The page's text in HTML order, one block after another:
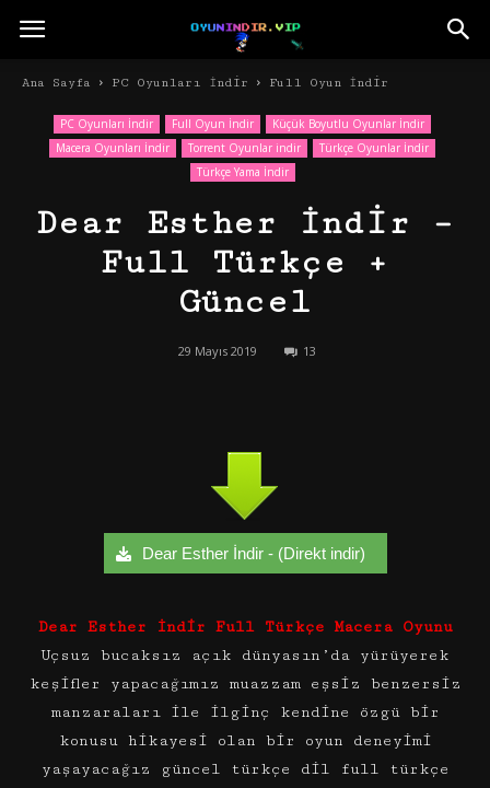
Ana Sayfa PC Oyunları İndir Full Oyun İndir
PC Oyunları İndir Full Oyun İndir
Küçük Boyutlu Oyunlar İndir
Macera Oyunları İndir
Torrent Oyunlar indir
Türkçe Oyunlar İndir
Türkçe Yama İndir
Dear Esther İndir –
Full Türkçe +
Güncel
29 Mayıs 2019 13
Dear Esther İndir - (Direkt indir)
Dear Esther
İndir Full Türkçe Macera Oyunu
Uçsuz bucaksız açık dünyasın’da yürüyerek
keşifler yapacağımız muazzam eşsiz benzersiz
manzaraları ile ilginç kendine özgü bir
konusu hikayesi olan bir oyun deneyimi
yaşayacağız güncel türkçe dil full türkçe